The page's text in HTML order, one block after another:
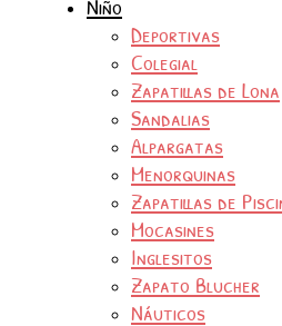
Deportivas
Colegial
Zapatillas de Lona
Sandalias
Alpargatas
Menorquinas
Zapatillas de
Mocasines
Inglesitos
Zapato Blucher
Náuticos